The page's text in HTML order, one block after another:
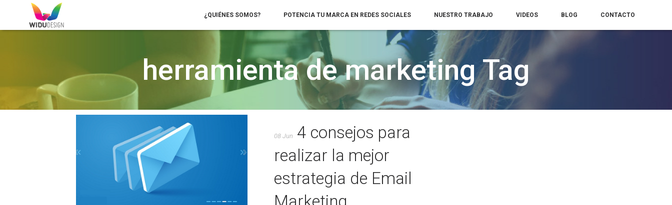
¿QUIÉNES SOMOS? POTENCIA TU MARCA EN REDES SOCIALES NUESTRO TRABAJO VIDEOS BLOG CONTACTO
herramienta de marketing Tag
08 Jun
4 consejos para
realizar la mejor
estrategia de Email